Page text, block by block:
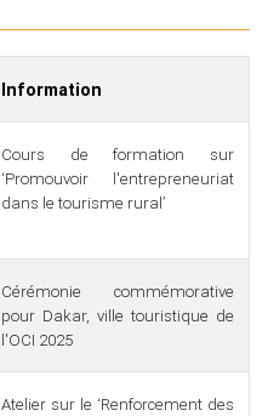
Information
Cours de formation sur
‘Promouvoir l'entrepreneuriat
dans le tourisme rural’
Cérémonie commémorative
pour Dakar, ville touristique de
l'OCI 2025
Atelier sur le ‘Renforcement des